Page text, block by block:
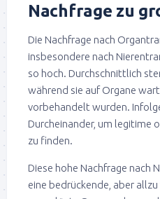
Nachfrage zu
Die Nachfrage nach
insbesondere nach
so hoch. Durchschnittlich
während sie auf Organe
vorbehandelt wurden.
Durcheinander, um legitime
zu finden.
Diese hohe Nachfrage nach
eine bedrückende, aber